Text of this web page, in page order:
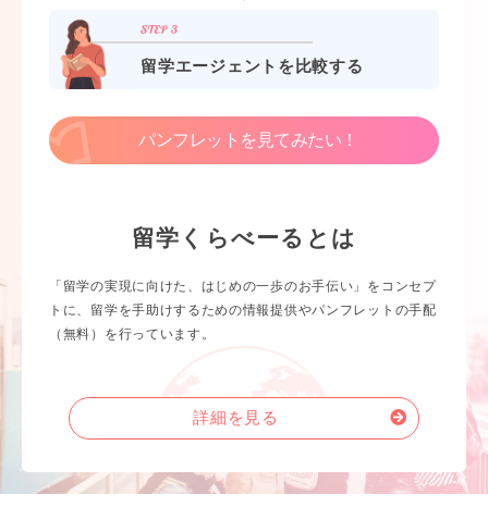
留学エージェントを比較する
パンフレットを見てみたい！
留学くらべーるとは
「留学の実現に向けた、はじめの一歩のお手伝い」をコンセプ
トに、留学を手助けするための情報提供やパンフレットの手配
（無料）を行っています。
詳細を見る